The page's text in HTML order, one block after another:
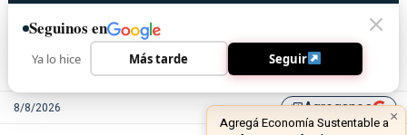
8/8/2026 library_addAgreganos
Seguinos en
Ya lo hice Más tarde Seguir